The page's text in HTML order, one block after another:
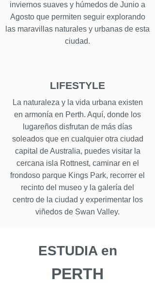
inviernos suaves y húmedos de Junio a
Agosto que permiten seguir explorando
las maravillas naturales y urbanas de esta
ciudad.
LIFESTYLE
La naturaleza y la vida urbana existen
en armonía en Perth. Aquí, donde los
lugareños disfrutan de más días
soleados que en cualquier otra ciudad
capital de Australia, puedes visitar la
cercana isla Rottnest, caminar en el
frondoso parque Kings Park, recorrer el
recinto del museo y la galería del
centro de la ciudad y experimentar los
viñedos de Swan Valley.
ESTUDIA en
PERTH